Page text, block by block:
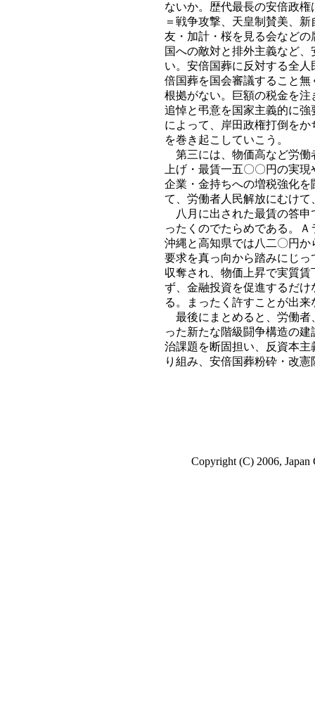
ないか。歴代最長の安倍政
＝戦争攻撃、天皇制賛美、
友・加計・桜を見る会など
国への敵対と排外主義など
い。安倍国葬に反対する全
倍国葬を国会審議すること
根拠がない。巨額の税金を
追悼と弔意を国家主義的に
によって、岸田政権打倒を
を巻き起こしていこう。
第三には、物価高など労働
上げ・最賃一五〇〇円の実
企業・金持ちへの増税強化
て、労働者人民解放にむけ
八月に出された最賃の答申
ったくのでたらめである。
沖縄と高知県では八二〇円
要求を真っ向から踏みにじ
収奪され、物価上昇で実質
ず、金融投資を促進するだ
る。まったく許すことが出来
最後にまとめると、労働者
った新たな階級闘争構造の
治課題を断固担い、反資本
り組み、安倍国葬粉砕・改
Copyright (C) 2006, Japan